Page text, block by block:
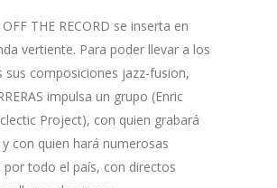
THE RECORD se inserta en
vertiente. Para poder llevar a los
sus composiciones jazz-fusion,
impulsa un grupo (Enric
Project), con quien grabará
con quien hará numerosas
por todo el país, con directos